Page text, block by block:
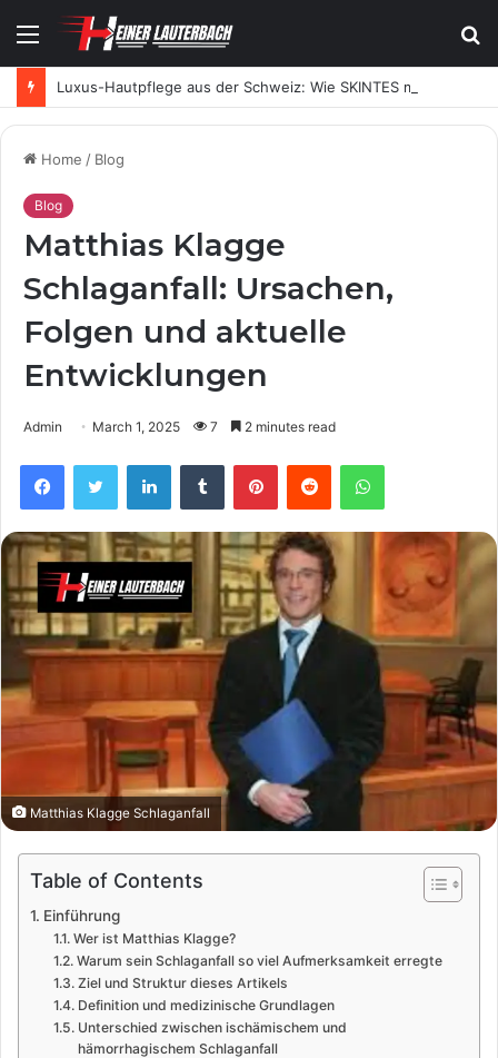
Menu
Home / Blog
Blog
Matthias Klagge
Schlaganfall: Ursachen,
Folgen und aktuelle
Entwicklungen
Admin March 1, 2025 7 2 minutes read
FacebookTwitter LinkedInTumblr PinterestReddit WhatsApp
Matthias Klagge Schlaganfall
Table of Contents
Einführung
Wer ist Matthias Klagge?
Warum sein Schlaganfall so viel Aufmerksamkeit erregte
Ziel und Struktur dieses Artikels
Definition und medizinische Grundlagen
Unterschied zwischen ischämischem und
hämorrhagischem Schlaganfall